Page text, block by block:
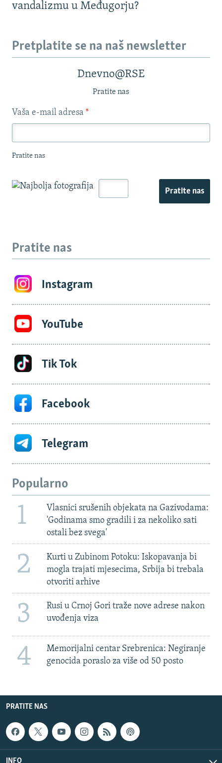
vandalizmu u Međugorju?
Pretplatite se na naš newsletter
Dnevno@RSE
Pratite nas
Vaša e-mail adresa *
Pratite nas
Pratite nas
Pratite nas
Instagram
YouTube
Tik Tok
Facebook
Telegram
Popularno
1
Vlasnici srušenih objekata na Gazivodama:
'Godinama smo gradili i za nekoliko sati
ostali bez svega'
2
Kurti u Zubinom Potoku: Iskopavanja bi
mogla trajati mjesecima, Srbija bi trebala
otvoriti arhive
3
Rusi u Crnoj Gori traže nove adrese nakon
uvođenja viza
4
Memorijalni centar Srebrenica: Negiranje
genocida poraslo za više od 50 posto
PRATITE NAS
INFO